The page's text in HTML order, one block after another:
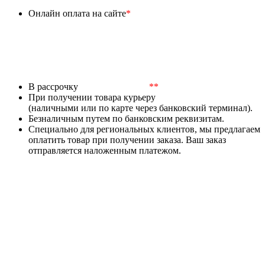
Онлайн оплата на сайте*
В рассрочку
**
При получении товара курьеру
(наличными или по карте через банковский терминал).
Безналичным путем по банковским реквизитам.
Специально для региональных клиентов, мы предлагаем
оплатить товар при получении заказа. Ваш заказ
отправляется наложенным платежом.